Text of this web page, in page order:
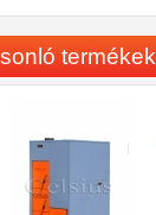
termékek